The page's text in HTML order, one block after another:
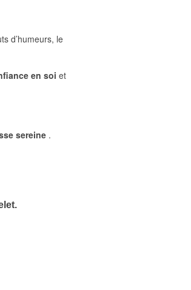
d’humeurs, le
en soi et
sereine .